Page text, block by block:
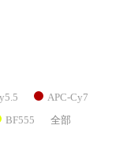
APC-Cy7
BF555 全部